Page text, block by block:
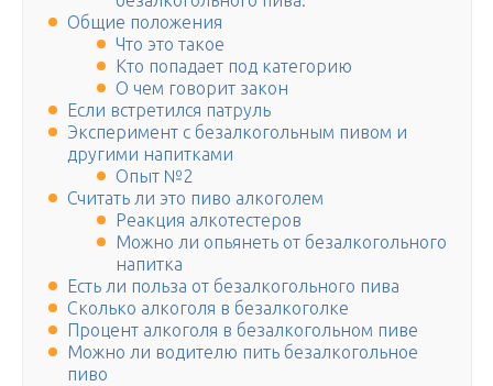
Общие положения
Что это такое
Кто попадает под категорию
О чем говорит закон
Если встретился патруль
Эксперимент с безалкогольным пивом и
другими напитками
Опыт №2
Считать ли это пиво алкоголем
Реакция алкотестеров
Можно ли опьянеть от безалкогольного
напитка
Есть ли польза от безалкогольного пива
Сколько алкоголя в безалкоголке
Процент алкоголя в безалкогольном пиве
Можно ли водителю пить безалкогольное
пиво